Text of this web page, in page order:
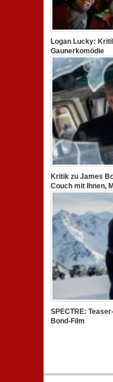
Logan Lucky:
Gaunerkomödie
Kritik zu James
Couch mit Ihnen,
SPECTRE:
Bond-Film